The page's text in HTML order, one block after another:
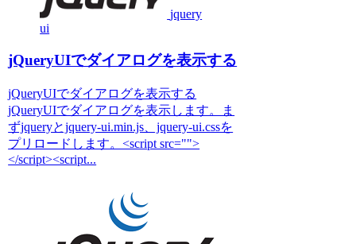
jquery
ui
jQueryUIでダイアログを表示する
jQueryUIでダイアログを表示する
jQueryUIでダイアログを表示します。ま
ずjqueryとjquery-ui.min.js、jquery-ui.cssを
プリロードします。<script src="">
</script><script...